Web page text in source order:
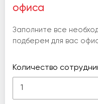
офиса
Заполните все
подберем для вас
Количество